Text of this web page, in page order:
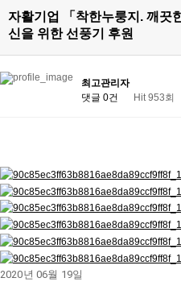
자활기업 「착한누룽지. 깨끗
신을 위한 선풍기 후원
최고관리자
댓글 0건
Hit 953회
2020년 06월 19일